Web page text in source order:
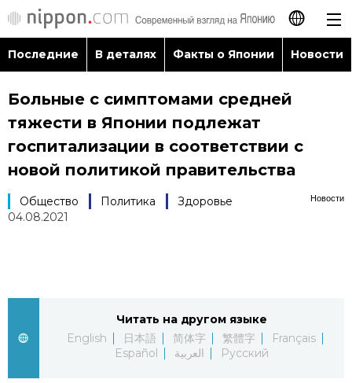
日本語
English
繁體字
Последние
В деталях
Путеводитель по Японии
Фото/Видео
Последние В деталях Факты о Японии Новости
Больные с симптомами средней
тяжести в Японии подлежат
госпитализации в соответствии с
новой политикой правительства
Новости
Общество Политика
Здоровье
04.08.2021
Читать на другом языке
English
日本語 简体字 繁體字
Français
Español
العربية Русский